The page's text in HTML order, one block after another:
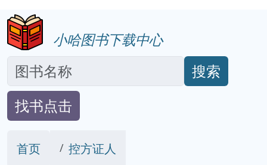
小哈图书下载中心
搜索
找书点击
首页 控方证人